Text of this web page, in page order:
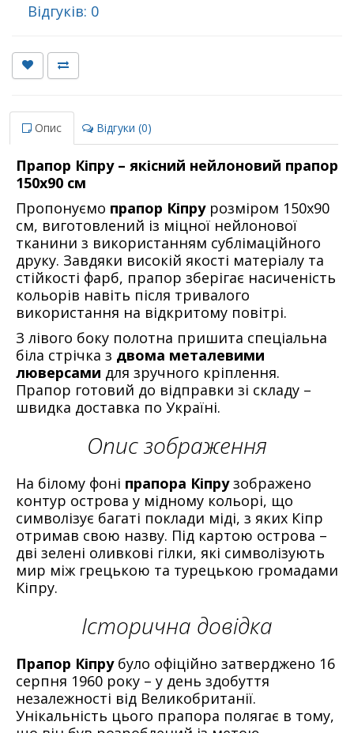
Відгуків: 0
Опис Відгуки (0)
Прапор Кіпру – якісний нейлоновий прапор
150х90 см
Пропонуємо прапор Кіпрурозміром 150х90
см, виготовлений із міцної нейлонової
тканини з використанням сублімаційного
друку. Завдяки високій якості матеріалу та
стійкості фарб, прапор зберігає насиченість
кольорів навіть після тривалого
використання на відкритому повітрі.
З лівого боку полотна пришита спеціальна
біла стрічка з двома металевими
люверсами для зручного кріплення.
Прапор готовий до відправки зі складу –
швидка доставка по Україні.
Опис зображення
На білому фоні прапора Кіпрузображено
контур острова у мідному кольорі, що
символізує багаті поклади міді, з яких Кіпр
отримав свою назву. Під картою острова –
дві зелені оливкові гілки, які символізують
мир між грецькою та турецькою громадами
Кіпру.
Історична довідка
Прапор Кіпрубуло офіційно затверджено 16
серпня 1960 року – у день здобуття
незалежності від Великобританії.
Унікальність цього прапора полягає в тому,